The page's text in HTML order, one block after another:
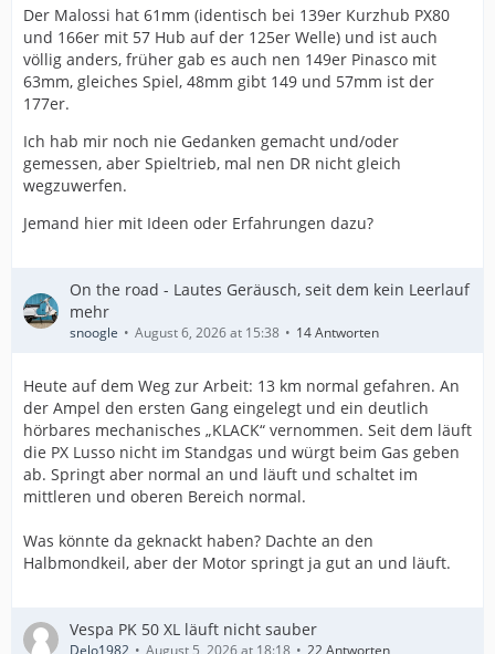
Der Malossi hat 61mm (identisch bei 139er Kurzhub PX80
und 166er mit 57 Hub auf der 125er Welle) und ist auch
völlig anders, früher gab es auch nen 149er Pinasco mit
63mm, gleiches Spiel, 48mm gibt 149 und 57mm ist der
177er.
Ich hab mir noch nie Gedanken gemacht und/oder
gemessen, aber Spieltrieb, mal nen DR nicht gleich
wegzuwerfen.
Jemand hier mit Ideen oder Erfahrungen dazu?
On the road - Lautes Geräusch, seit dem kein Leerlauf
mehr
snoogle August 6, 2026 at 15:38 14 Antworten
Heute auf dem Weg zur Arbeit: 13 km normal gefahren. An
der Ampel den ersten Gang eingelegt und ein deutlich
hörbares mechanisches „KLACK“ vernommen. Seit dem läuft
die PX Lusso nicht im Standgas und würgt beim Gas geben
ab. Springt aber normal an und läuft und schaltet im
mittleren und oberen Bereich normal.
Was könnte da geknackt haben? Dachte an den
Halbmondkeil, aber der Motor springt ja gut an und läuft.
Vespa PK 50 XL läuft nicht sauber